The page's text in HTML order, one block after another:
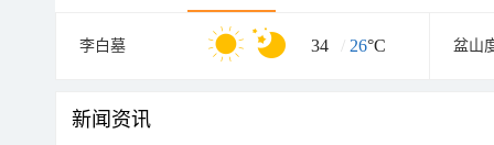
李白墓 34 / 26°C 盆山
新闻资讯